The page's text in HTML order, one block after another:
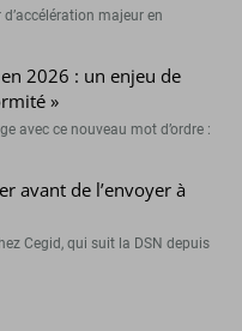
d’accélération majeur en
en 2026 : un enjeu de
»
avec ce nouveau mot d’ordre :
avant de l’envoyer à
Cegid, qui suit la DSN depuis